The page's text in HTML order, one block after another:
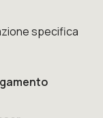
specifica